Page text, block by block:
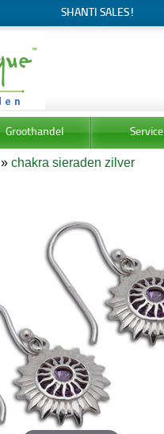
SHANTI SALES!
Groothandel Service
» chakra sieraden zilver